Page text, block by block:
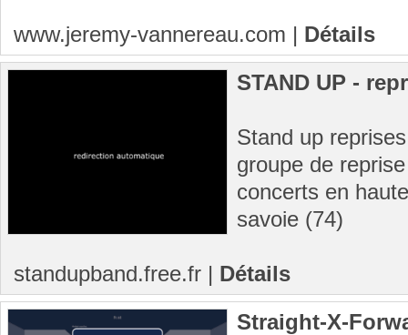
www.jeremy-vannereau.com | Détails
STAND UP -
Stand up
groupe de
concerts en
savoie (74)
standupband.free.fr | Détails
Straight-X-